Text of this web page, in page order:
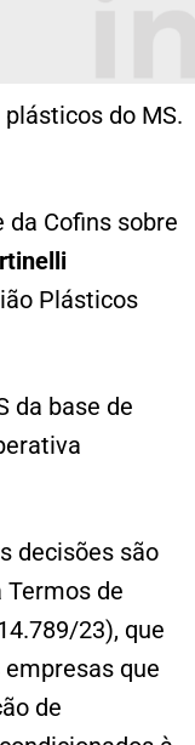
do MS.
Cofins sobre
Plásticos
da base de
decisões são
de
23), que
que
de